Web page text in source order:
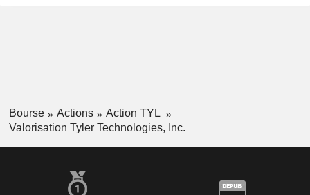
Bourse Actions
Action TYL
Valorisation Tyler Technologies, Inc.